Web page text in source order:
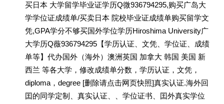
买日本 大学留学毕业证学历Q微936794295,购买广岛大
学学位证成绩单/买卖日本 院校毕业证成绩单购买留学文
凭,GPA学分不够买国外学位学历Hiroshima University广
大学历Q薇936794295【学历认证、文凭、学位证、成绩
单等】代办国外（海外）澳洲英国 加拿大 韩国 美国 新
西兰 等各大学，修改成绩单分数，学历认证，文凭，
diploma，degree [删除请点击网页快照]真实认证.海外回
囯的同学定制、真实认证、、学位证书、囯外真实学位